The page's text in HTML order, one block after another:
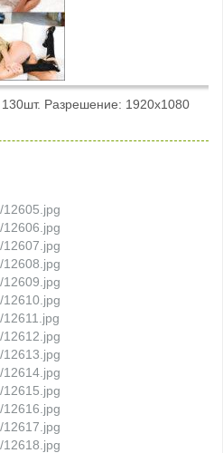
Разрешение: 1920x1080